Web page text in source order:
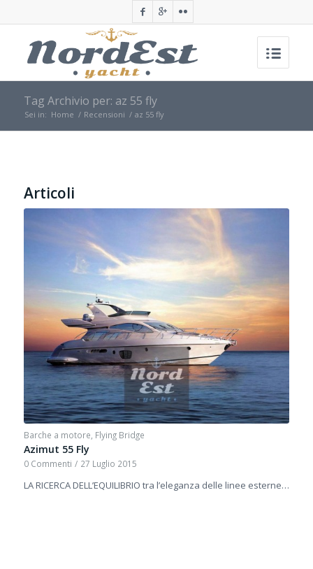
Tag Archivio per: az 55 fly
Sei in: Home / Recensioni / az 55 fly
Articoli
Barche a motore Flying Bridge
Azimut 55 Fly
0 Commenti / 27 Luglio 2015
LA RICERCA DELL’EQUILIBRIO tra l’eleganza delle linee esterne…